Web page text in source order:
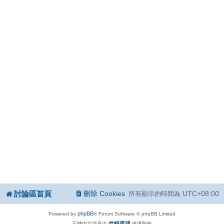
討論區首頁 所有顯示的時間為 UTC+08:00
刪除 Cookies
Powered by phpBB® Forum Software © phpBB Limited